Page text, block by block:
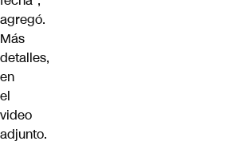
agregó.
Más
detalles,
en
el
video
adjunto.